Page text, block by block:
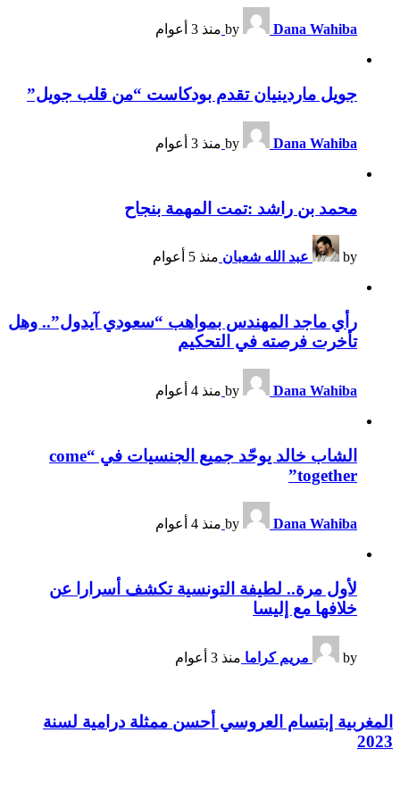
by Dana Wahiba منذ 3 أعوام
جويل ماردينيان تقدم بودكاست “من قلب جويل”
by Dana Wahiba منذ 3 أعوام
محمد بن راشد :تمت المهمة بنجاح
by عبد الله شعبان منذ 5 أعوام
رأي ماجد المهندس بمواهب “سعودي آيدول”.. وهل
تأخرت فرصته في التحكيم
by Dana Wahiba منذ 4 أعوام
الشاب خالد يوحّد جميع الجنسيات في “come
together”
by Dana Wahiba منذ 4 أعوام
لأول مرة.. لطيفة التونسية تكشف أسرارا عن
خلافها مع إليسا
by مريم كراما منذ 3 أعوام
المغربية إبتسام العروسي أحسن ممثلة درامية لسنة
2023